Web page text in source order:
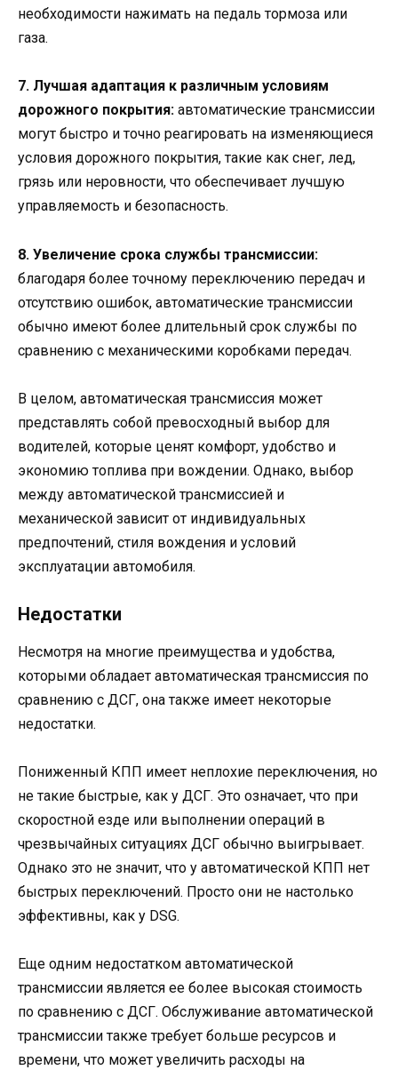
необходимости нажимать на педаль тормоза или
газа.
7. Лучшая адаптация к различным условиям
дорожного покрытия: автоматические трансмиссии
могут быстро и точно реагировать на изменяющиеся
условия дорожного покрытия, такие как снег, лед,
грязь или неровности, что обеспечивает лучшую
управляемость и безопасность.
8. Увеличение срока службы трансмиссии:
благодаря более точному переключению передач и
отсутствию ошибок, автоматические трансмиссии
обычно имеют более длительный срок службы по
сравнению с механическими коробками передач.
В целом, автоматическая трансмиссия может
представлять собой превосходный выбор для
водителей, которые ценят комфорт, удобство и
экономию топлива при вождении. Однако, выбор
между автоматической трансмиссией и
механической зависит от индивидуальных
предпочтений, стиля вождения и условий
эксплуатации автомобиля.
Недостатки
Несмотря на многие преимущества и удобства,
которыми обладает автоматическая трансмиссия по
сравнению с ДСГ, она также имеет некоторые
недостатки.
Пониженный КПП имеет неплохие переключения, но
не такие быстрые, как у ДСГ. Это означает, что при
скоростной езде или выполнении операций в
чрезвычайных ситуациях ДСГ обычно выигрывает.
Однако это не значит, что у автоматической КПП нет
быстрых переключений. Просто они не настолько
эффективны, как у DSG.
Еще одним недостатком автоматической
трансмиссии является ее более высокая стоимость
по сравнению с ДСГ. Обслуживание автоматической
трансмиссии также требует больше ресурсов и
времени, что может увеличить расходы на